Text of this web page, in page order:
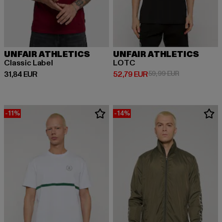
UNFAIR ATHLETICS
Classic Label
31,84 EUR
Ajankohtainen hinta: 31,84 EUR
UNFAIR ATHLETICS
LOTC
52,79 EUR
Ajankohtainen hinta: 52,79 EUR
59,99 EUR
-11% -14%